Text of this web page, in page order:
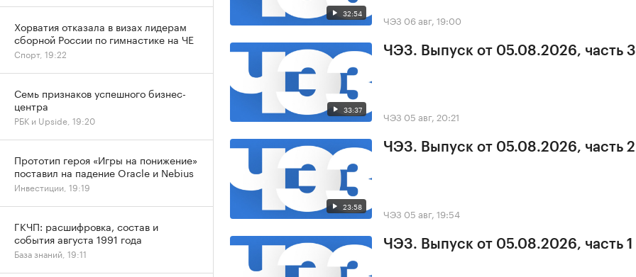
32:54 ЧЭЗ 06 авг, 19:00
33:37
ЧЭЗ. Выпуск от 05.08.2026, часть 3
ЧЭЗ 05 авг, 20:21
23:58
ЧЭЗ. Выпуск от 05.08.2026, часть 2
ЧЭЗ 05 авг, 19:54
ЧЭЗ. Выпуск от 05.08.2026, часть 1
Хорватия отказала в визах лидерам
сборной России по гимнастике на ЧЕ
Спорт, 19:22
Семь признаков успешного бизнес-
центра
РБК и Upside, 19:20
Прототип героя «Игры на понижение»
поставил на падение Oracle и Nebius
Инвестиции, 19:19
ГКЧП: расшифровка, состав и
события августа 1991 года
База знаний, 19:11